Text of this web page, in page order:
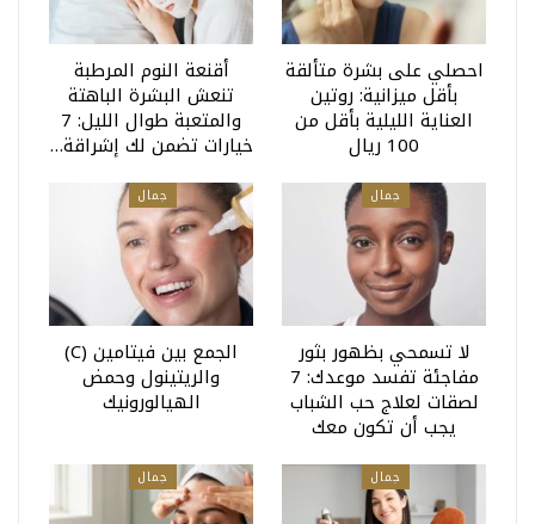
احصلي على بشرة متألقة
بأقل ميزانية: روتين
العناية الليلية بأقل من
100 ريال
أقنعة النوم المرطبة
تنعش البشرة الباهتة
والمتعبة طوال الليل: 7
خيارات تضمن لك إشراقة…
جمال
لا تسمحي بظهور بثور
مفاجئة تفسد موعدك: 7
لصقات لعلاج حب الشباب
يجب أن تكون معك
جمال
الجمع بين فيتامين (C)
والريتينول وحمض
الهيالورونيك
جمال جمال